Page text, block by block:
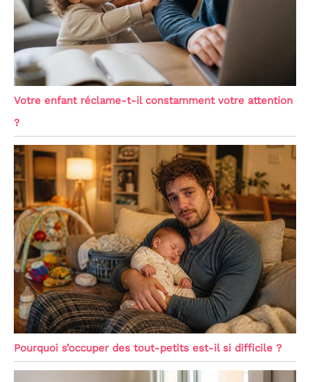
Votre enfant réclame-t-il constamment votre attention
?
Pourquoi s’occuper des tout-petits est-il si difficile ?